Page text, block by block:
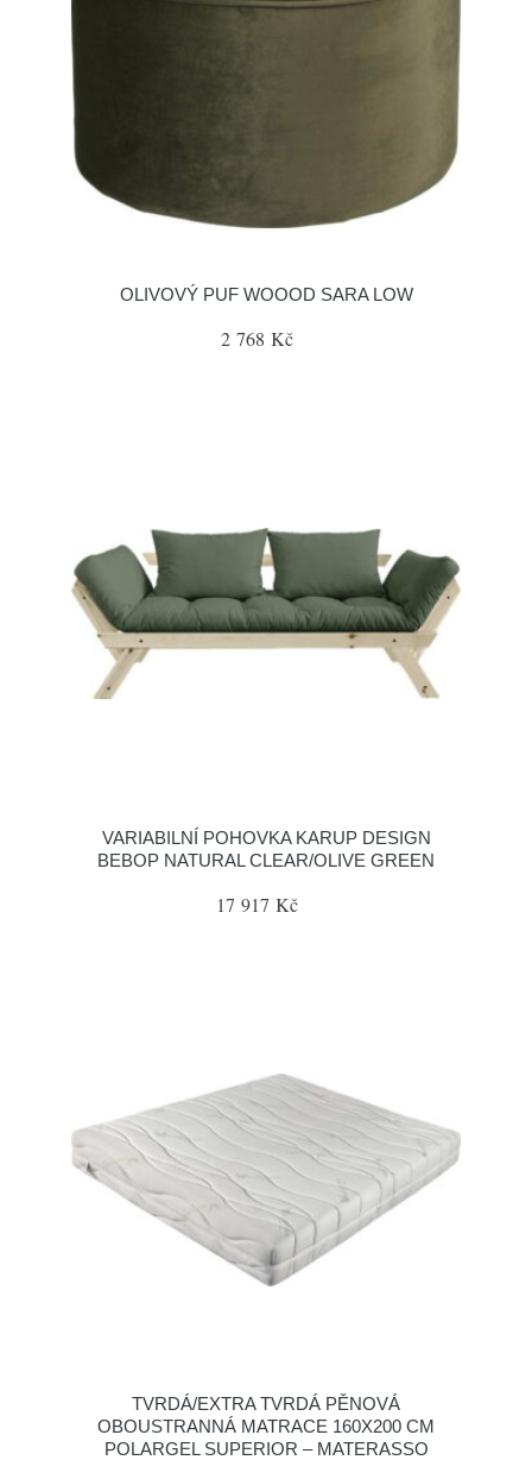
OLIVOVÝ PUF WOOOD SARA LOW
2 768 Kč
VARIABILNÍ POHOVKA KARUP DESIGN
BEBOP NATURAL CLEAR/OLIVE GREEN
17 917 Kč
TVRDÁ/EXTRA TVRDÁ PĚNOVÁ
OBOUSTRANNÁ MATRACE 160X200 CM
POLARGEL SUPERIOR – MATERASSO